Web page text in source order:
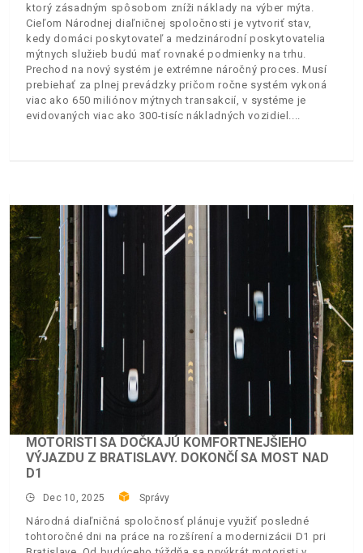
ktorý zásadným spôsobom zníži náklady na výber mýta.
Cieľom Národnej diaľničnej spoločnosti je vytvoriť stav,
kedy domáci poskytovateľ a medzinárodní poskytovatelia
mýtnych služieb budú mať rovnaké podmienky na trhu.
Prechod na nový systém je extrémne náročný proces. Musí
prebiehať za plnej prevádzky pričom ročne systém vykoná
viac ako 650 miliónov mýtnych transakcií, v systéme je
evidovaných viac ako 300-tisíc nákladných vozidiel.
MOTORISTI SA DOČKAJÚ KOMFORTNEJŠIEHO
VÝJAZDU Z BRATISLAVY. DOKONČÍ SA MOST NAD
D1
Dec 10, 2025 Správy
Národná diaľničná spoločnosť plánuje využiť posledné
tohtoročné dni na práce na rozšírení a modernizácii D1 pri